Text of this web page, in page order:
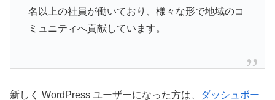
名以上の社員が働いており、様々な形で地域のコ
ミュニティへ貢献しています。
新しく WordPress ユーザーになった方は、
ダッシュボー